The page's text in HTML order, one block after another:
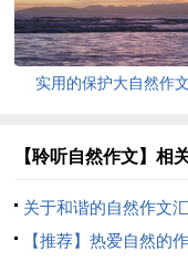
实用的保护大自然作
【聆听自然作文】相
关于和谐的自然作文
【推荐】热爱自然的